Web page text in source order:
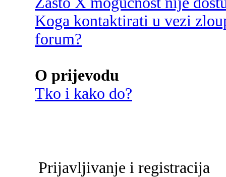
Koga kontaktirati u vezi
forum?
O prijevodu
Tko i kako do?
Prijavljivanje i registracija